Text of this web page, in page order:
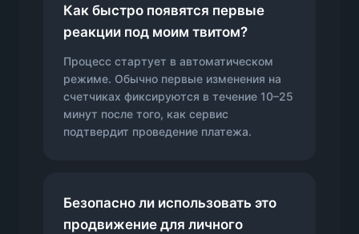
Как быстро появятся первые
реакции под моим твитом?
Процесс стартует в автоматическом
режиме. Обычно первые изменения на
счетчиках фиксируются в течение 10–25
минут после того, как сервис
подтвердит проведение платежа.
Безопасно ли использовать это
продвижение для личного